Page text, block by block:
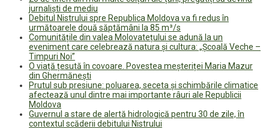
jurnaliști de mediu
Debitul Nistrului spre Republica Moldova va fi redus în
următoarele două săptămâni la 85 m³/s
Comunitățile din valea Molovatețului se adună la un
eveniment care celebrează natura și cultura: „Școală Veche –
Timpuri Noi”
O viață țesută în covoare. Povestea meșteriței Maria Mazur
din Ghermănești
Prutul sub presiune: poluarea, seceta și schimbările climatice
afectează unul dintre mai importante râuri ale Republicii
Moldova
Guvernul a stare de alertă hidrologică pentru 30 de zile, în
contextul scăderii debitului Nistrului